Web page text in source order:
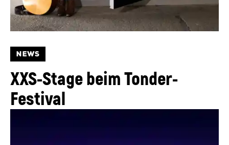
NEWS
XXS-Stage beim Tonder-
Festival